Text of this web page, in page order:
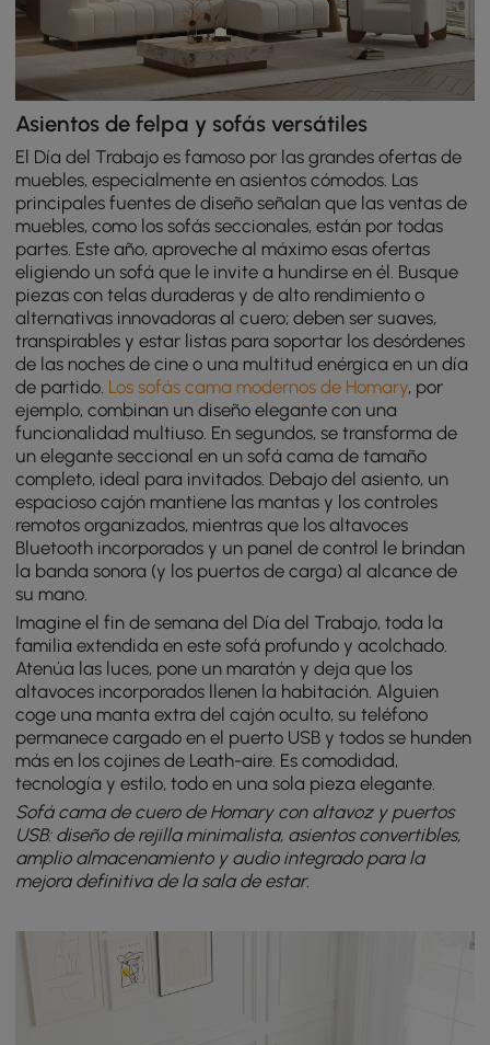
Asientos de felpa y sofás versátiles
El Día del Trabajo es famoso por las grandes ofertas de
muebles, especialmente en asientos cómodos. Las
principales fuentes de diseño señalan que las ventas de
muebles, como los sofás seccionales, están por todas
partes. Este año, aproveche al máximo esas ofertas
eligiendo un sofá que le invite a hundirse en él. Busque
piezas con telas duraderas y de alto rendimiento o
alternativas innovadoras al cuero; deben ser suaves,
transpirables y estar listas para soportar los desórdenes
de las noches de cine o una multitud enérgica en un día
de partido. Los sofás cama modernos de Homary, por
ejemplo, combinan un diseño elegante con una
funcionalidad multiuso. En segundos, se transforma de
un elegante seccional en un sofá cama de tamaño
completo, ideal para invitados. Debajo del asiento, un
espacioso cajón mantiene las mantas y los controles
remotos organizados, mientras que los altavoces
Bluetooth incorporados y un panel de control le brindan
la banda sonora (y los puertos de carga) al alcance de
su mano.
Imagine el fin de semana del Día del Trabajo, toda la
familia extendida en este sofá profundo y acolchado.
Atenúa las luces, pone un maratón y deja que los
altavoces incorporados llenen la habitación. Alguien
coge una manta extra del cajón oculto, su teléfono
permanece cargado en el puerto USB y todos se hunden
más en los cojines de Leath-aire. Es comodidad,
tecnología y estilo, todo en una sola pieza elegante.
Sofá cama de cuero de Homary con altavoz y puertos
USB: diseño de rejilla minimalista, asientos convertibles,
amplio almacenamiento y audio integrado para la
mejora definitiva de la sala de estar.